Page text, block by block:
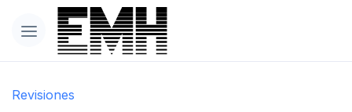
Revisiones